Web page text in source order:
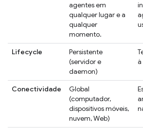
agentes em
qualquer lugar e a
qualquer
momento.
Lifecycle
Persistente
(servidor e
daemon)
à
Conectividade
Global
(computador,
dispositivos móveis,
nuvem, Web)